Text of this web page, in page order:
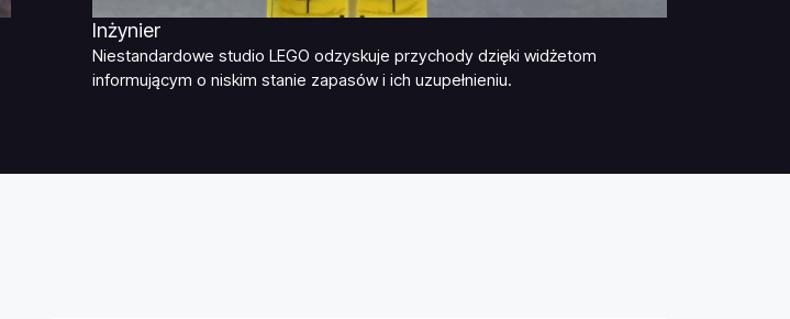
Inżynier
Niestandardowe studio LEGO odzyskuje przychody dzięki widżetom
informującym o niskim stanie zapasów i ich uzupełnieniu.